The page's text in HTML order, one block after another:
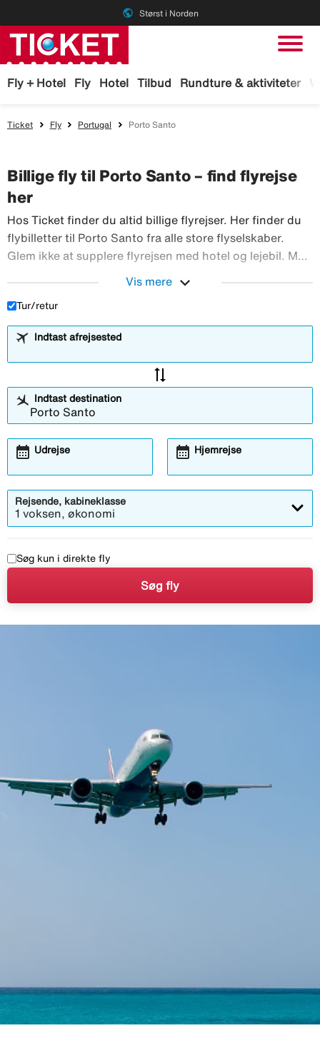
public Størst i Norden
Fly + Hotel Fly Hotel Tilbud Rundture & aktiviteter
Ticket Fly Portugal Porto Santo
Billige fly til Porto Santo – find flyrejse
her
Hos Ticket finder du altid billige flyrejser. Her finder du
flybilletter til Porto Santo fra alle store flyselskaber.
Glem ikke at supplere flyrejsen med hotel og lejebil. Med
Vis mere expand_more
Tur/retur
Indtast afrejsested
sync_alt
Indtast destination
Udrejse
calendar_month Hjemrejse
calendar_month
Rejsende, kabineklasse
1 voksen, økonomi
Søg kun i direkte fly
Søg fly